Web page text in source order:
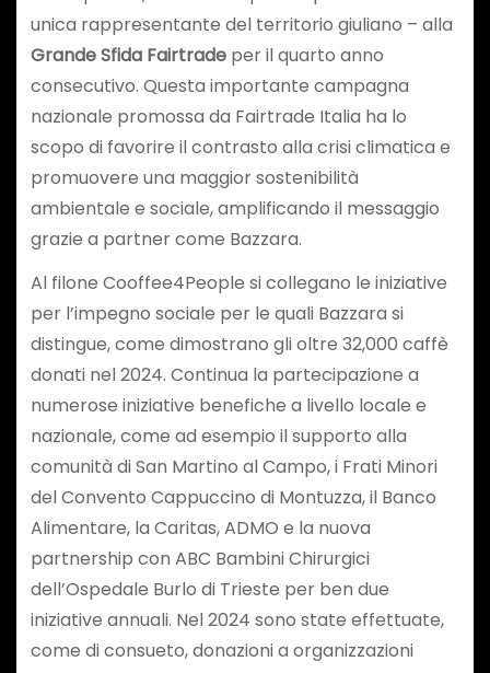
unica rappresentante del territorio giuliano – alla
Grande Sfida Fairtradeper il quarto anno
consecutivo. Questa importante campagna
nazionale promossa da Fairtrade Italia ha lo
scopo di favorire il contrasto alla crisi climatica e
promuovere una maggior sostenibilità
ambientale e sociale, amplificando il messaggio
grazie a partner come Bazzara.
Al filone Cooffee4People si collegano le iniziative
per l’impegno sociale per le quali Bazzara si
distingue, come dimostrano gli oltre 32,000 caffè
donati nel 2024. Continua la partecipazione a
numerose iniziative benefiche a livello locale e
nazionale, come ad esempio il supporto alla
comunità di San Martino al Campo, i Frati Minori
del Convento Cappuccino di Montuzza, il Banco
Alimentare, la Caritas, ADMO e la nuova
partnership con ABC Bambini Chirurgici
dell’Ospedale Burlo di Trieste per ben due
iniziative annuali. Nel 2024 sono state effettuate,
come di consueto, donazioni a organizzazioni